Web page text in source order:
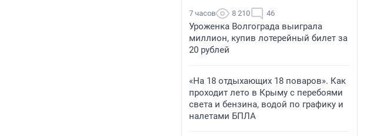
7 часов 8 210 46
Уроженка Волгограда выиграла
миллион, купив лотерейный билет за
20 рублей
«На 18 отдыхающих 18 поваров». Как
проходит лето в Крыму с перебоями
света и бензина, водой по графику и
налетами БПЛА